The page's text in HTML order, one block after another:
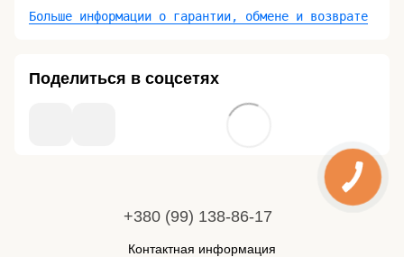
Больше информации о гарантии, обмене и возврате
Поделиться в соцсетях
+380 (99) 138-86-17
Контактная информация